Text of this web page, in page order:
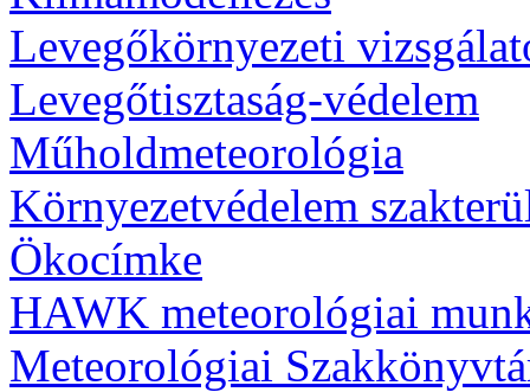
Levegőkörnyezeti
Levegőtisztaság-védelem
Műholdmeteorológia
Környezetvédelem
Ökocímke
HAWK meteorológiai
Meteorológiai